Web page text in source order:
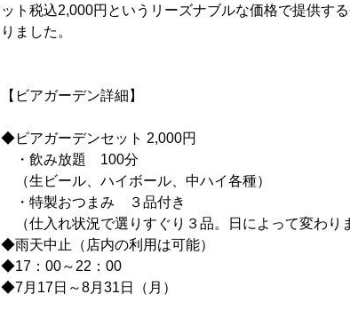
ット税込2,000円というリーズナブルな価格で提供す
りました。
【ビアガーデン詳細】
◆ビアガーデンセット 2,000円
・飲み放題 100分
（生ビール、ハイボール、中ハイ各種）
・特製おつまみ ３品付き
（仕入れ状況で選りすぐり３品。日によって変わり
◆雨天中止（店内の利用は可能）
◆17：00～22：00
◆7月17日～8月31日（月）